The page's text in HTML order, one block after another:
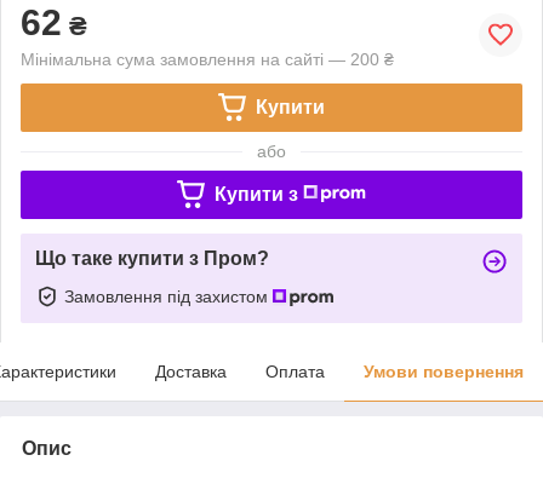
62 ₴
Мінімальна сума замовлення на сайті — 200 ₴
Купити
або
Купити з
Що таке купити з Пром?
Замовлення під захистом
Доставка Оплата Умови повернення
Опис